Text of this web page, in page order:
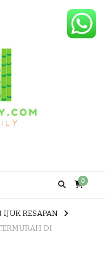
0
RESAPAN
DI